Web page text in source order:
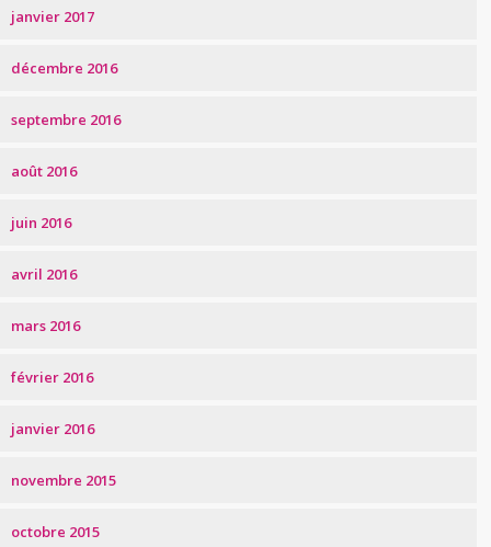
janvier 2017
décembre 2016
septembre 2016
août 2016
juin 2016
avril 2016
mars 2016
février 2016
janvier 2016
novembre 2015
octobre 2015